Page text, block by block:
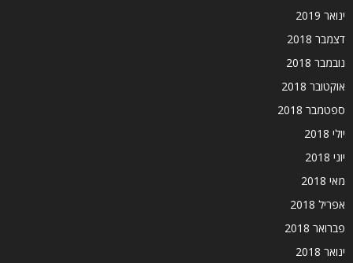
ינואר 2019
דצמבר 2018
נובמבר 2018
אוקטובר 2018
ספטמבר 2018
יולי 2018
יוני 2018
מאי 2018
אפריל 2018
פברואר 2018
ינואר 2018